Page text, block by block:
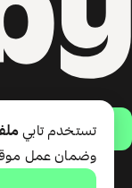
تستخدم تابي
وضمان عمل